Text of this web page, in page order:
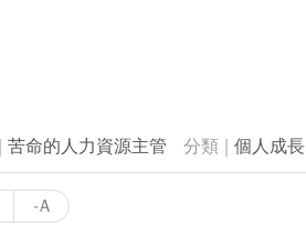
苦命的人力資源主管 個人成長
-A